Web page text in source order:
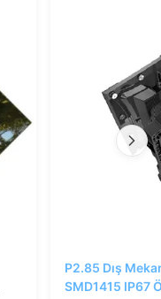
P2.85 Dış
SMD1415 IP67